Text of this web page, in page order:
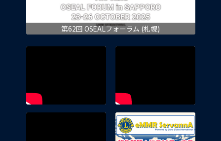
第62回 OSEALフォーラム (札幌)